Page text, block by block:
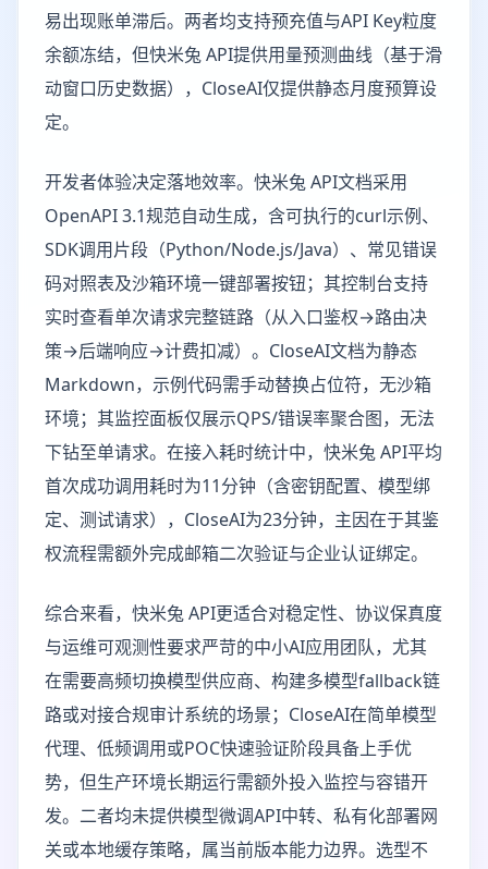
易出现账单滞后。两者均支持预充值与API Key粒度
余额冻结，但快米兔 API提供用量预测曲线（基于滑
动窗口历史数据），CloseAI仅提供静态月度预算设
定。
开发者体验决定落地效率。快米兔 API文档采用
OpenAPI 3.1规范自动生成，含可执行的curl示例、
SDK调用片段（Python/Node.js/Java）、常见错误
码对照表及沙箱环境一键部署按钮；其控制台支持
实时查看单次请求完整链路（从入口鉴权→路由决
策→后端响应→计费扣减）。CloseAI文档为静态
Markdown，示例代码需手动替换占位符，无沙箱
环境；其监控面板仅展示QPS/错误率聚合图，无法
下钻至单请求。在接入耗时统计中，快米兔 API平均
首次成功调用耗时为11分钟（含密钥配置、模型绑
定、测试请求），CloseAI为23分钟，主因在于其鉴
权流程需额外完成邮箱二次验证与企业认证绑定。
综合来看，快米兔 API更适合对稳定性、协议保真度
与运维可观测性要求严苛的中小AI应用团队，尤其
在需要高频切换模型供应商、构建多模型fallback链
路或对接合规审计系统的场景；CloseAI在简单模型
代理、低频调用或POC快速验证阶段具备上手优
势，但生产环境长期运行需额外投入监控与容错开
发。二者均未提供模型微调API中转、私有化部署网
关或本地缓存策略，属当前版本能力边界。选型不